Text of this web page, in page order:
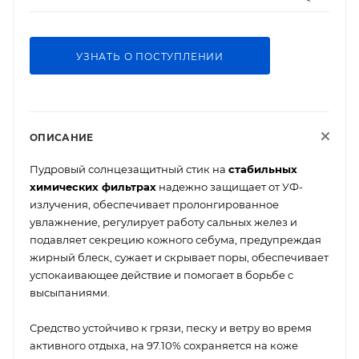
УЗНАТЬ О ПОСТУПЛЕНИИ
ОПИСАНИЕ
Пудровый солнцезащитный стик на стабильных
химических фильтрах надежно защищает от УФ-
излучения, обеспечивает пролонгированное
увлажнение, регулирует работу сальных желез и
подавляет секрецию кожного себума, предупреждая
жирный блеск, сужает и скрывает поры, обеспечивает
успокаивающее действие и помогает в борьбе с
высыпаниями.
Средство устойчиво к грязи, песку и ветру во время
активного отдыха, на 97.10% сохраняется на коже